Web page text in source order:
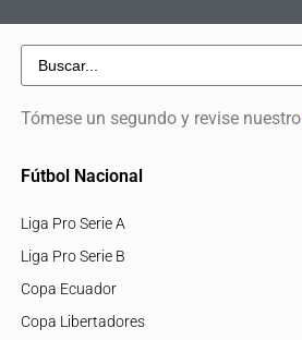
Tómese un segundo y revise nuestro
Fútbol Nacional
Liga Pro Serie A
Liga Pro Serie B
Copa Ecuador
Copa Libertadores